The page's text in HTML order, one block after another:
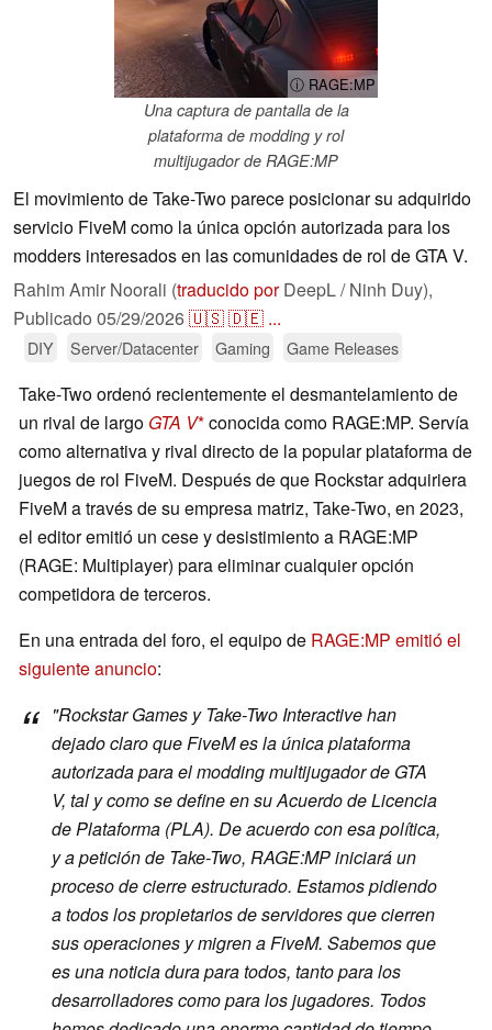
ⓘ RAGE:MP
Una captura de pantalla de la
plataforma de modding y rol
multijugador de RAGE:MP
El movimiento de Take-Two parece posicionar su adquirido
servicio FiveM como la única opción autorizada para los
modders interesados en las comunidades de rol de GTA V.
Rahim Amir Noorali (traducido porDeepL / Ninh Duy),
Publicado 05/29/2026🇺🇸🇩🇪 ...
DIY Server/Datacenter Gaming Game Releases
Take-Two ordenó recientemente el desmantelamiento de
un rival de largo GTA V conocida como RAGE:MP. Servía
como alternativa y rival directo de la popular plataforma de
juegos de rol FiveM. Después de que Rockstar adquiriera
FiveM a través de su empresa matriz, Take-Two, en 2023,
el editor emitió un cese y desistimiento a RAGE:MP
(RAGE: Multiplayer) para eliminar cualquier opción
competidora de terceros.
En una entrada del foro, el equipo de RAGE:MP emitió el
siguiente anuncio:
"Rockstar Games y Take-Two Interactive han
dejado claro que FiveM es la única plataforma
autorizada para el modding multijugador de GTA
V, tal y como se define en su Acuerdo de Licencia
de Plataforma (PLA). De acuerdo con esa política,
y a petición de Take-Two, RAGE:MP iniciará un
proceso de cierre estructurado. Estamos pidiendo
a todos los propietarios de servidores que cierren
sus operaciones y migren a FiveM. Sabemos que
es una noticia dura para todos, tanto para los
desarrolladores como para los jugadores. Todos